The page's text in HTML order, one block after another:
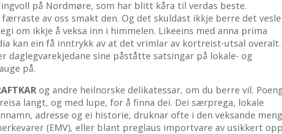
på Nordmøre, som har blitt kåra til verdas beste.
færraste av oss smakt den. Og det skuldast ikkje berre det vesle
om ikkje å veksa inn i himmelen. Likeeins med anna prima
kan ein få inntrykk av at det vrimlar av kortreist-utsal
daglegvarekjedane sine påståtte satsingar på lokale- og
på.
og andre heilnorske delikatessar, om du berre vil.
langt, og med lupe, for å finna dei. Dei særprega, lokale
adresse og ei historie, druknar ofte i den veksande
(EMV), eller blant preglaus importvare av usikkert